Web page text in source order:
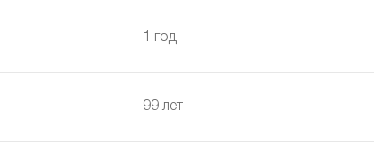
1 год
99 лет